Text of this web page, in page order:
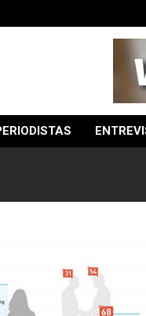
Lo mejor del